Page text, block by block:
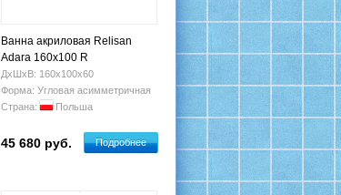
Ванна акриловая Relisan
Adara 160x100 R
ДхШхВ: 160х100х60
Форма: Угловая асимметричная
Страна:
Польша
45 680 руб. Подробнее